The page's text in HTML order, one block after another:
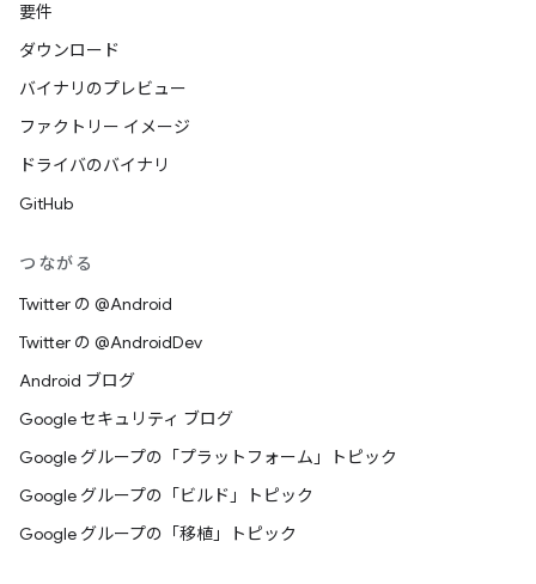
要件
ダウンロード
バイナリのプレビュー
ファクトリー イメージ
ドライバのバイナリ
GitHub
つながる
Twitter の @Android
Twitter の @AndroidDev
Android ブログ
Google セキュリティ ブログ
Google グループの「プラットフォーム」トピック
Google グループの「ビルド」トピック
Google グループの「移植」トピック